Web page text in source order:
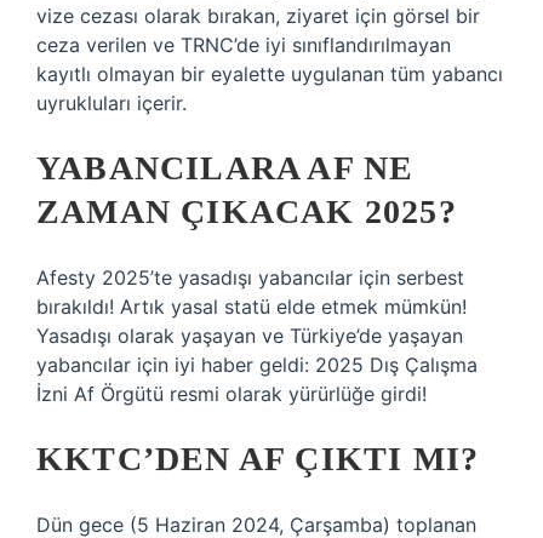
vize cezası olarak bırakan, ziyaret için görsel bir
ceza verilen ve TRNC’de iyi sınıflandırılmayan
kayıtlı olmayan bir eyalette uygulanan tüm yabancı
uyrukluları içerir.
YABANCILARA AF NE
ZAMAN ÇIKACAK 2025?
Afesty 2025’te yasadışı yabancılar için serbest
bırakıldı! Artık yasal statü elde etmek mümkün!
Yasadışı olarak yaşayan ve Türkiye’de yaşayan
yabancılar için iyi haber geldi: 2025 Dış Çalışma
İzni Af Örgütü resmi olarak yürürlüğe girdi!
KKTC’DEN AF ÇIKTI MI?
Dün gece (5 Haziran 2024, Çarşamba) toplanan